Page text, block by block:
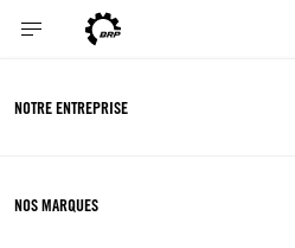
NOTRE ENTREPRISE
NOS MARQUES